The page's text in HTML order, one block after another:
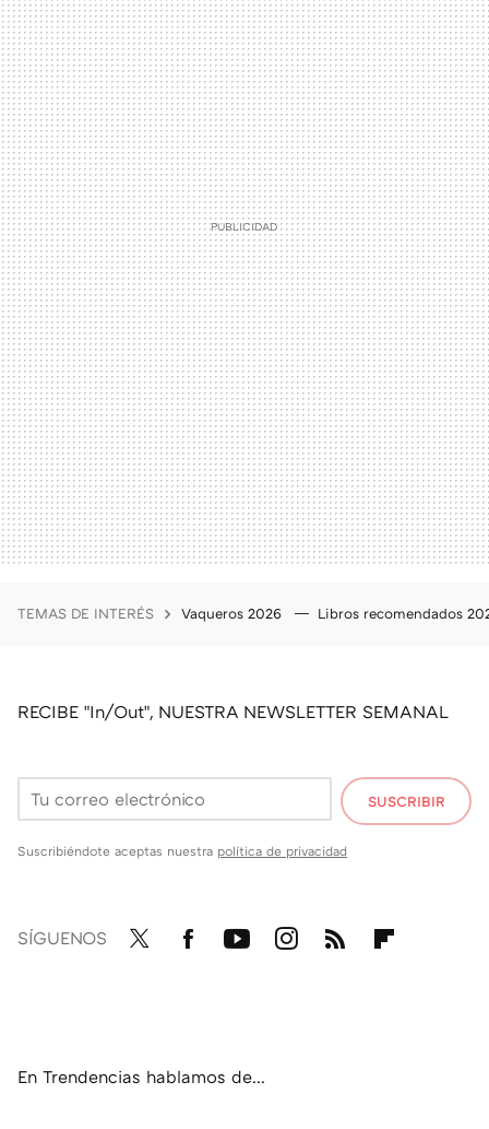
TEMAS DE INTERÉS Vaqueros 2026 Libros recomendados
RECIBE "In/Out", NUESTRA NEWSLETTER SEMANAL
SUSCRIBIR
Suscribiéndote aceptas nuestra política de privacidad
SÍGUENOS
En Trendencias hablamos de...